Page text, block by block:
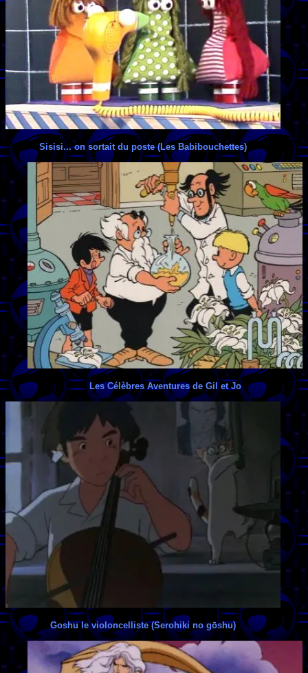
Sisisi... on sortait du poste (Les Babibouchettes)
Les Célèbres Aventures de Gil et Jo
Goshu le violoncelliste (Serohiki no gōshu)